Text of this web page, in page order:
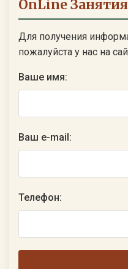
OnLine Занятия
Для получения
пожалуйста у нас на
Ваше имя:
Ваш e-mail:
Телефон: